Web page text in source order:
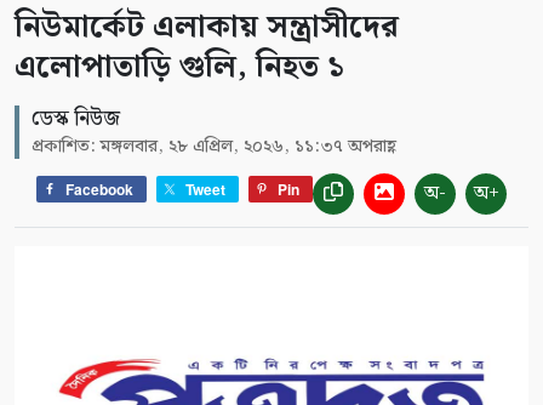
নিউমার্কেট এলাকায় সন্ত্রাসীদের
এলোপাতাড়ি গুলি, নিহত ১
ডেস্ক নিউজ
প্রকাশিত: মঙ্গলবার, ২৮ এপ্রিল, ২০২৬, ১১:৩৭ অপরাহ্ণ
Facebook Tweet Pin অ- অ+